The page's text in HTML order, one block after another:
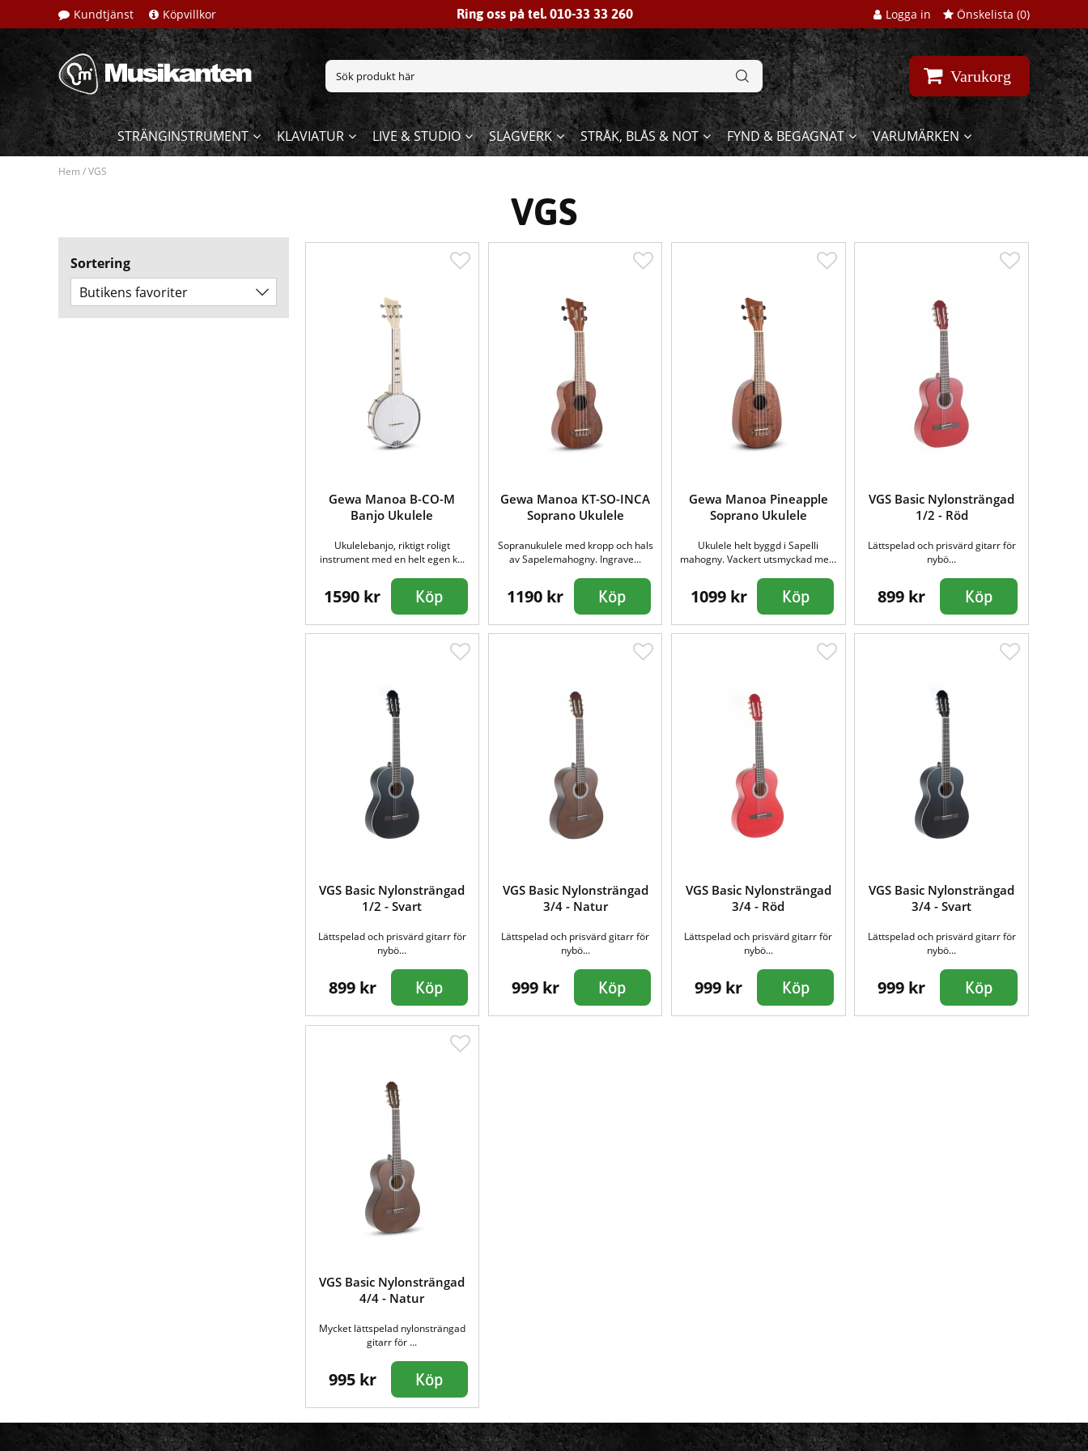
Kundtjänst Köpvillkor Ring oss på tel. 010-33 33 260 Logga in Önskelista (0)
Varukorg
STRÄNGINSTRUMENT KLAVIATUR LIVE & STUDIO SLAGVERK STRÅK, BLÅS & NOT FYND & BEGAGNAT VARUMÄRKEN
Hem /VGS
VGS
Sortering
Butikens favoriter
Gewa Manoa B-CO-M
Banjo Ukulele
Ukulelebanjo, riktigt roligt
instrument med en helt egen k...
1590 kr Köp
Gewa Manoa KT-SO-INCA
Soprano Ukulele
Sopranukulele med kropp och hals
av Sapelemahogny. Ingrave...
1190 kr Köp
Gewa Manoa Pineapple
Soprano Ukulele
Ukulele helt byggd i Sapelli
mahogny. Vackert utsmyckad me...
1099 kr Köp
VGS Basic Nylonsträngad
1/2 - Röd
Lättspelad och prisvärd gitarr för
nybö...
899 kr Köp
VGS Basic Nylonsträngad
1/2 - Svart
Lättspelad och prisvärd gitarr för
nybö...
899 kr Köp
VGS Basic Nylonsträngad
3/4 - Natur
Lättspelad och prisvärd gitarr för
nybö...
999 kr Köp
VGS Basic Nylonsträngad
3/4 - Röd
Lättspelad och prisvärd gitarr för
nybö...
999 kr Köp
VGS Basic Nylonsträngad
3/4 - Svart
Lättspelad och prisvärd gitarr för
nybö...
999 kr Köp
VGS Basic Nylonsträngad
4/4 - Natur
Mycket lättspelad nylonsträngad
gitarr för ...
995 kr Köp